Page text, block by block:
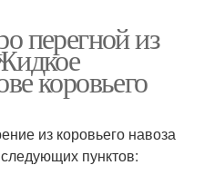
перегной из
коровьего
из коровьего навоза
пунктов: